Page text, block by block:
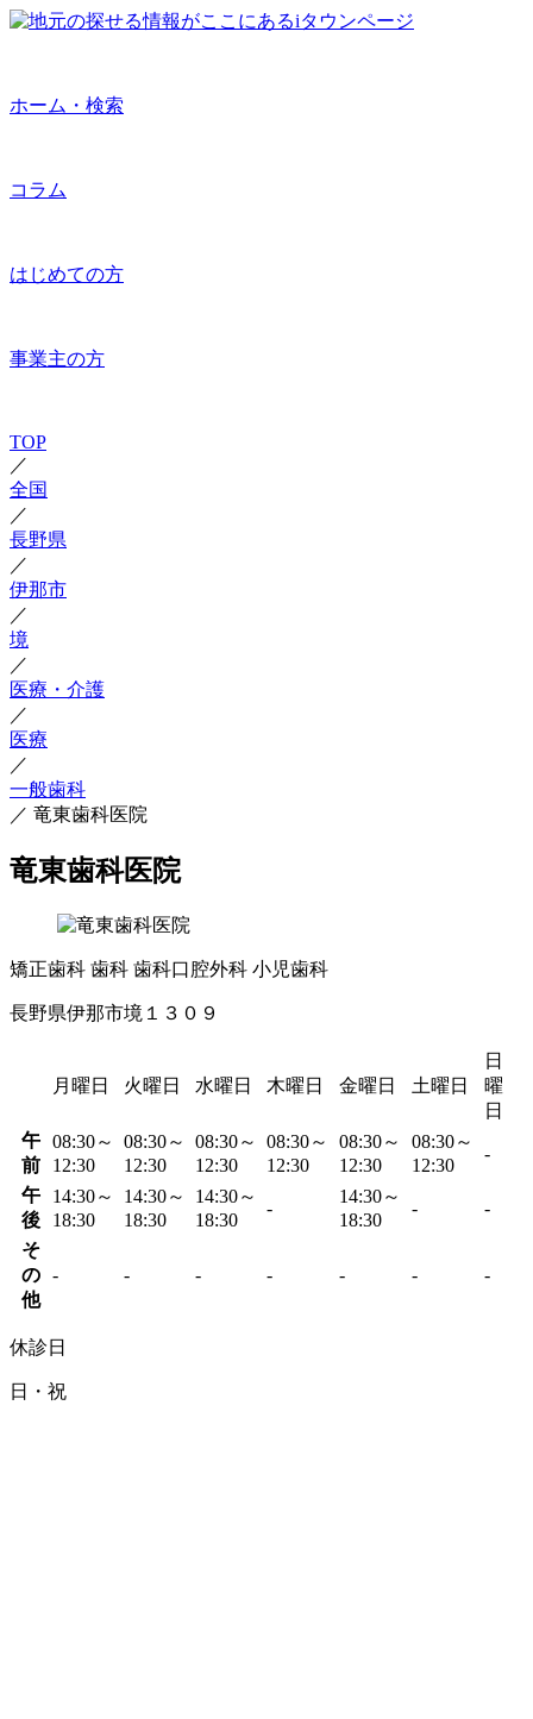
ホーム・検索
コラム
はじめての方
事業主の方
TOP
／
全国
／
長野県
／
伊那市
／
境
／
医療・介護
／
医療
／
一般歯科
／ 竜東歯科医院
竜東歯科医院
矯正歯科 歯科 歯科口腔外科 小児歯科
長野県伊那市境１３０９
月曜日 火曜日 水曜日 木曜日 金曜日 土曜日
日
曜
日
午
前
08:30～
12:30
08:30～
12:30
08:30～
12:30
08:30～
12:30
08:30～
12:30
08:30～
12:30
-
午
後
14:30～
18:30
14:30～
18:30
14:30～
18:30
-
14:30～
18:30
- -
そ
の
他
- - - - - - -
休診日
日・祝